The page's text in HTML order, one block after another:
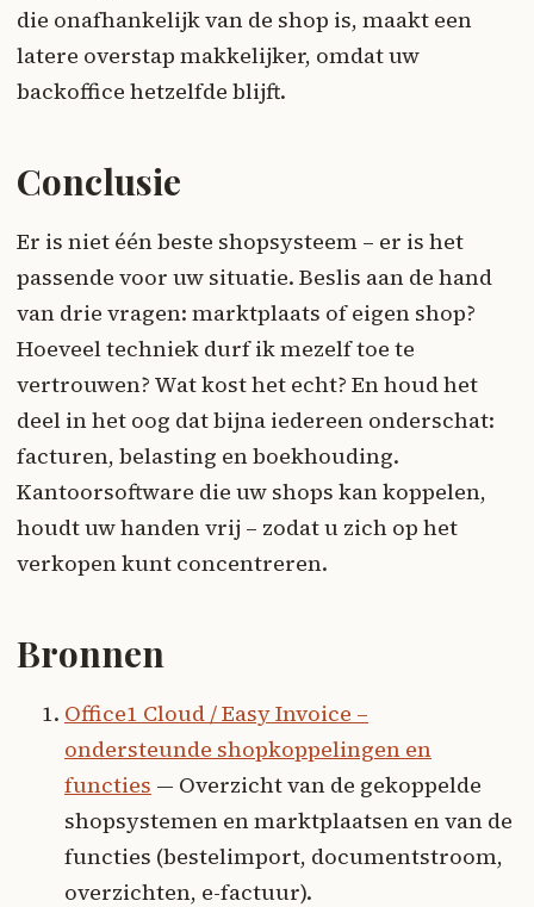
die onafhankelijk van de shop is, maakt een
latere overstap makkelijker, omdat uw
backoffice hetzelfde blijft.
Conclusie
Er is niet één beste shopsysteem – er is het
passende voor uw situatie. Beslis aan de hand
van drie vragen: marktplaats of eigen shop?
Hoeveel techniek durf ik mezelf toe te
vertrouwen? Wat kost het echt? En houd het
deel in het oog dat bijna iedereen onderschat:
facturen, belasting en boekhouding.
Kantoorsoftware die uw shops kan koppelen,
houdt uw handen vrij – zodat u zich op het
verkopen kunt concentreren.
Bronnen
Office1 Cloud / Easy Invoice –
ondersteunde shopkoppelingen en
functies — Overzicht van de gekoppelde
shopsystemen en marktplaatsen en van de
functies (bestelimport, documentstroom,
overzichten, e-factuur).